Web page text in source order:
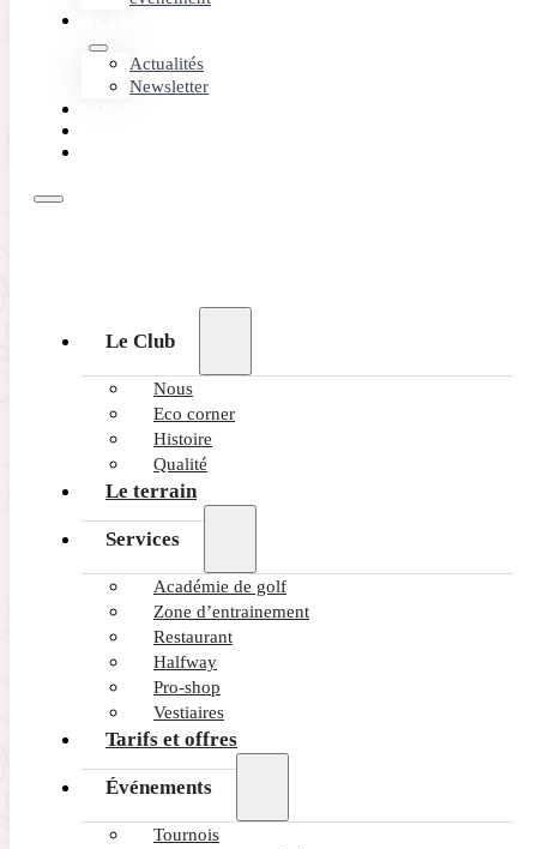
Actualités
Newsletter
Le Club
Nous
Eco corner
Histoire
Qualité
Le terrain
Services
Académie de golf
Zone d’entrainement
Restaurant
Halfway
Pro-shop
Vestiaires
Tarifs et offres
Événements
Tournois